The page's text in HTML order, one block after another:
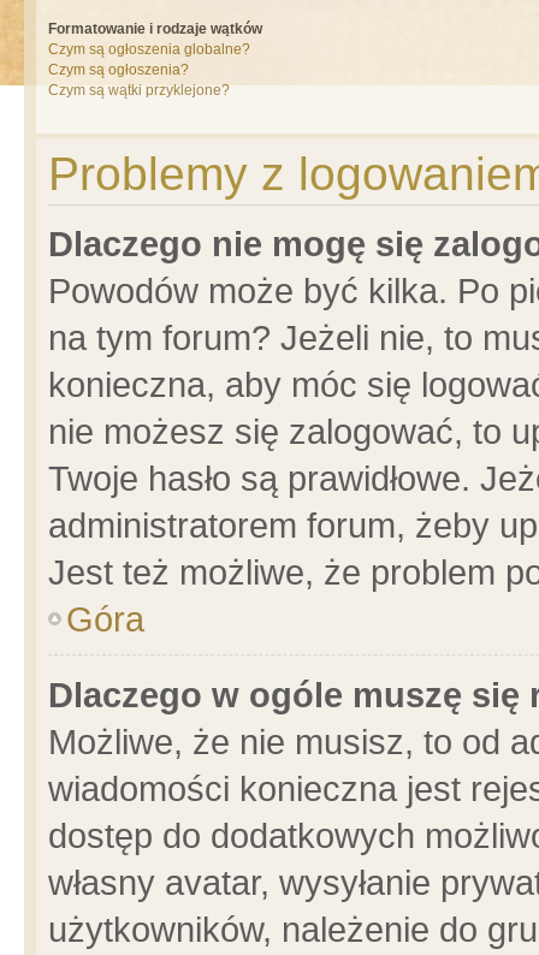
Formatowanie i rodzaje wątków
Czym są ogłoszenia globalne?
Czym są ogłoszenia?
Czym są wątki przyklejone?
Problemy z
Dlaczego nie mogę się
Powodów może być kilka. Po
na tym forum? Jeżeli nie, to
konieczna, aby móc się
nie możesz się zalogować, to
Twoje hasło są prawidłowe.
administratorem forum, żeby
Jest też możliwe, że problem
Góra
Dlaczego w ogóle muszę się
Możliwe, że nie musisz, to od
wiadomości konieczna jest
dostęp do dodatkowych
własny avatar, wysyłanie
użytkowników, należenie do